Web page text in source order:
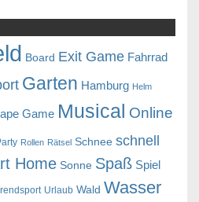
Board Exit Game Fahrrad
Garten Hamburg Helm
Game Musical Online
Rollen Rätsel Schnee schnell
Home Sonne Spaß Spiel
Urlaub Wald Wasser